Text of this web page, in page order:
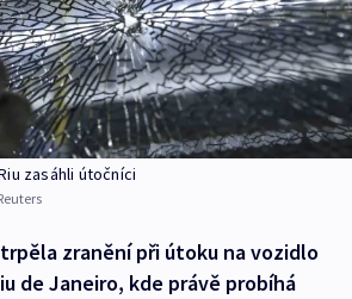
zasáhli útočníci
zranění při útoku na vozidlo
de Janeiro, kde právě probíhá